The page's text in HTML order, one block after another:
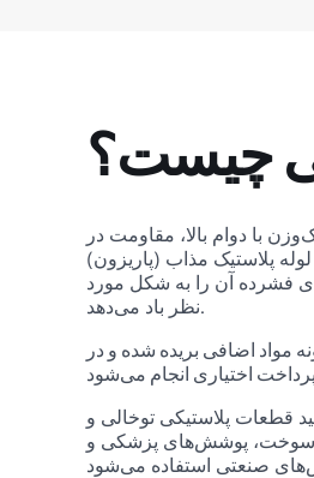
چیست؟
با دوام بالا، مقاومت در
پلاستیک مذاب (پاریزون)
فشرده آن را به شکل مورد
نظر باد می‌دهد.
اضافی بریده شده و در
قطعات پلاستیکی توخالی و
سوخت، پوشش‌های پزشکی و